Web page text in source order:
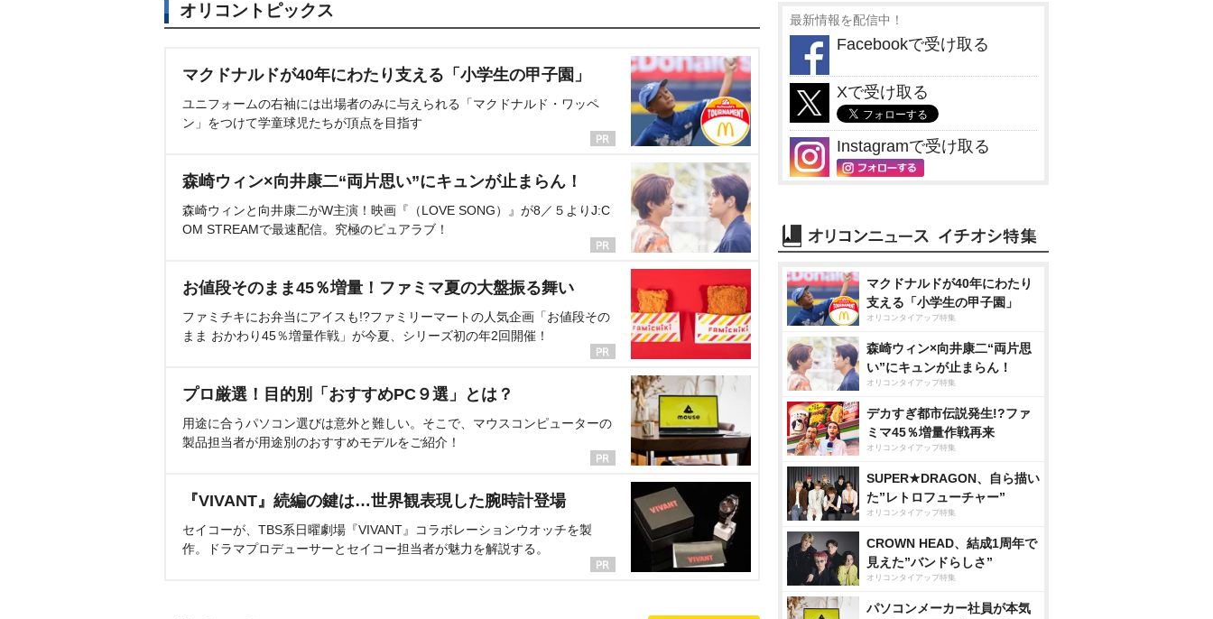
オリコントピックス
マクドナルドが40年にわたり支える「小学生の甲子園」
ユニフォームの右袖には出場者のみに与えられる「マクドナルド・ワッペ
ン」をつけて学童球児たちが頂点を目指す
森崎ウィン×向井康二“両片思い”にキュンが止まらん！
森崎ウィンと向井康二がW主演！映画『（LOVE SONG）』が8／５よりJ:C
OM STREAMで最速配信。究極のピュアラブ！
お値段そのまま45％増量！ファミマ夏の大盤振る舞い
ファミチキにお弁当にアイスも!?ファミリーマートの人気企画「お値段その
まま おかわり45％増量作戦」が今夏、シリーズ初の年2回開催！
プロ厳選！目的別「おすすめPC９選」とは？
用途に合うパソコン選びは意外と難しい。そこで、マウスコンピューターの
製品担当者が用途別のおすすめモデルをご紹介！
『VIVANT』続編の鍵は…世界観表現した腕時計登場
セイコーが、TBS系日曜劇場『VIVANT』コラボレーションウオッチを製
作。ドラマプロデューサーとセイコー担当者が魅力を解説する。
最新情報を配信中！
Facebookで受け取る
Xで受け取る
Instagramで受け取る
マクドナルドが40年にわたり
支える「小学生の甲子園」
オリコンタイアップ特集
森崎ウィン×向井康二“両片思
い”にキュンが止まらん！
オリコンタイアップ特集
デカすぎ都市伝説発生!?ファ
ミマ45％増量作戦再来
オリコンタイアップ特集
SUPER★DRAGON、自ら描い
た”レトロフューチャー”
オリコンタイアップ特集
CROWN HEAD、結成1周年で
見えた”バンドらしさ”
オリコンタイアップ特集
パソコンメーカー社員が本気